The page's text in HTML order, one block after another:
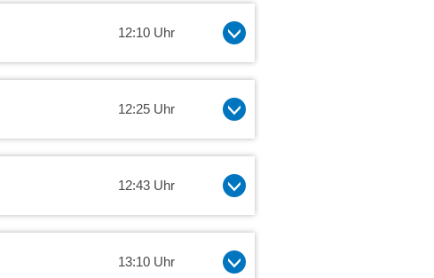
12:10 Uhr
12:25 Uhr
12:43 Uhr
13:10 Uhr